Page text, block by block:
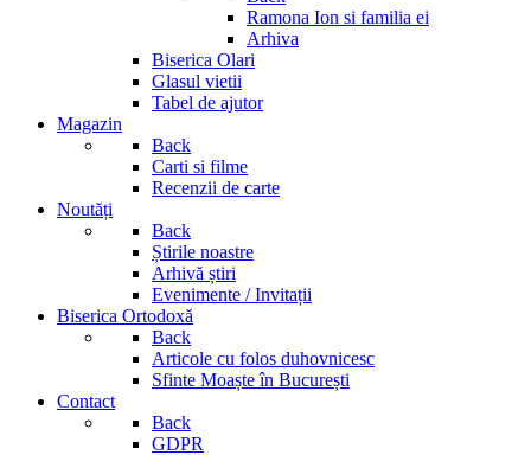
Ramona Ion si familia ei
Arhiva
Biserica Olari
Glasul vietii
Tabel de ajutor
Magazin
Back
Carti si filme
Recenzii de carte
Noutăți
Back
Știrile noastre
Arhivă știri
Evenimente / Invitații
Biserica Ortodoxă
Back
Articole cu folos duhovnicesc
Sfinte Moaște în București
Contact
Back
GDPR